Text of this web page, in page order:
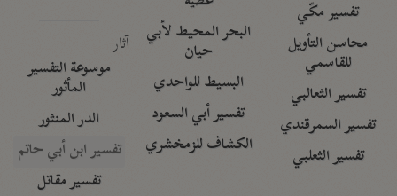
تفسير مكّي
محاسن التأويل
للقاسمي
تفسير الثعالبي
تفسير السمرقندي
تفسير الثعلبي
البحر المحيط لأبي
حيان
البسيط للواحدي
تفسير أبي السعود
الكشاف للزمخشري
آثار
موسوعة التفسير
المأثور
الدر المنثور
تفسير ابن أبي حاتم
تفسير مقاتل